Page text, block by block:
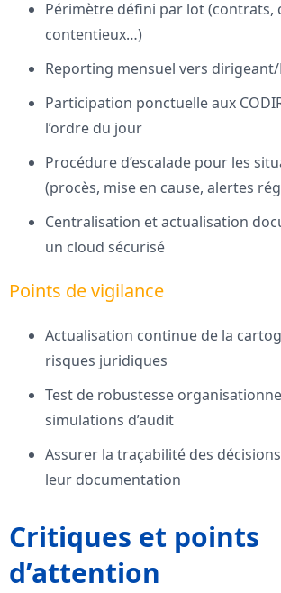
Périmètre défini par lot (contrats,
contentieux…)
Reporting mensuel vers dirigeant/
Participation ponctuelle aux
l’ordre du jour
Procédure d’escalade pour les
(procès, mise en cause, alertes
Centralisation et actualisation
un cloud sécurisé
Points de vigilance
Actualisation continue de la
risques juridiques
Test de robustesse
simulations d’audit
Assurer la traçabilité des
leur documentation
Critiques et points
d’attention